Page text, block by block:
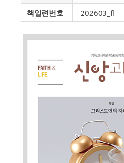
책일련번호
202603_fl